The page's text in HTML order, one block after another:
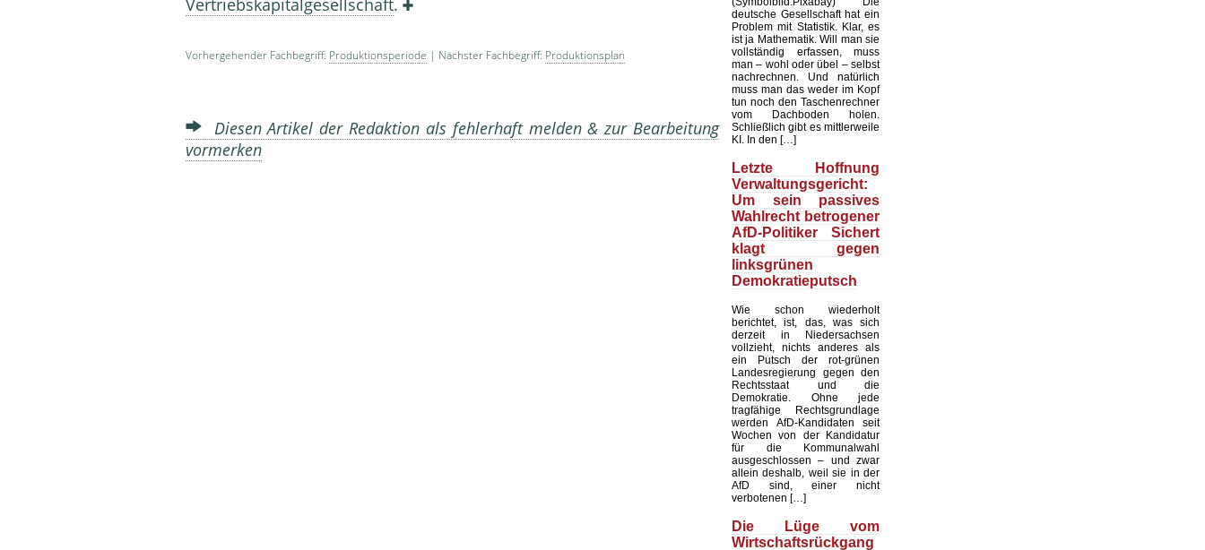
Vertriebskapitalgesellschaft.
Vorhergehender Fachbegriff: Produktionsperiode | Nächster Fachbegriff: Produktionsplan
Diesen Artikel der Redaktion als fehlerhaft melden & zur Bearbeitung
vormerken
deutsche Gesellschaft hat ein
Problem mit Statistik. Klar, es
ist ja Mathematik. Will man sie
vollständig erfassen, muss
man – wohl oder übel – selbst
nachrechnen. Und natürlich
muss man das weder im Kopf
tun noch den Taschenrechner
vom Dachboden holen.
Schließlich gibt es mittlerweile
KI. In den […]
Letzte Hoffnung
Verwaltungsgericht:
Um sein passives
Wahlrecht betrogener
AfD-Politiker Sichert
klagt gegen
linksgrünen
Demokratieputsch
Wie schon wiederholt
berichtet, ist, das, was sich
derzeit in Niedersachsen
vollzieht, nichts anderes als
ein Putsch der rot-grünen
Landesregierung gegen den
Rechtsstaat und die
Demokratie. Ohne jede
tragfähige Rechtsgrundlage
werden AfD-Kandidaten seit
Wochen von der Kandidatur
für die Kommunalwahl
ausgeschlossen – und zwar
allein deshalb, weil sie in der
AfD sind, einer nicht
verbotenen […]
Die Lüge vom
Wirtschaftsrückgang